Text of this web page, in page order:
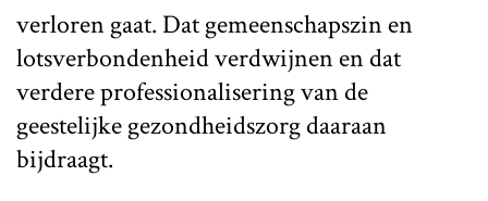
verloren gaat. Dat gemeenschapszin en
lotsverbondenheid verdwijnen en dat
verdere professionalisering van de
geestelijke gezondheidszorg daaraan
bijdraagt.